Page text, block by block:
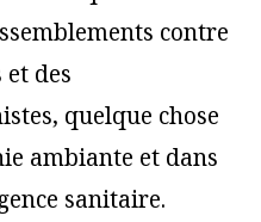
contre
des
quelque chose
ambiante et dans
sanitaire.